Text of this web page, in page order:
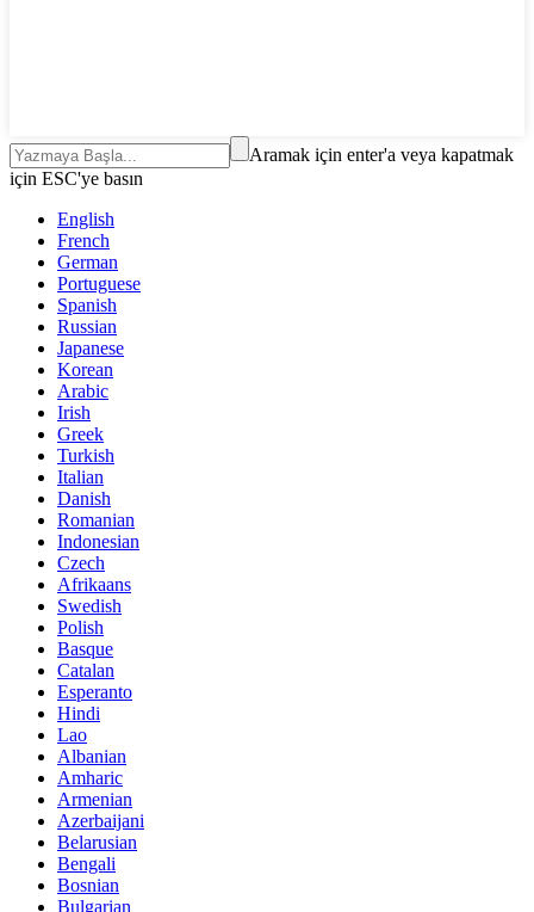
Aramak için enter'a veya kapatmak
için ESC'ye basın
English
French
German
Portuguese
Spanish
Russian
Japanese
Korean
Arabic
Irish
Greek
Turkish
Italian
Danish
Romanian
Indonesian
Czech
Afrikaans
Swedish
Polish
Basque
Catalan
Esperanto
Hindi
Lao
Albanian
Amharic
Armenian
Azerbaijani
Belarusian
Bengali
Bosnian
Bulgarian